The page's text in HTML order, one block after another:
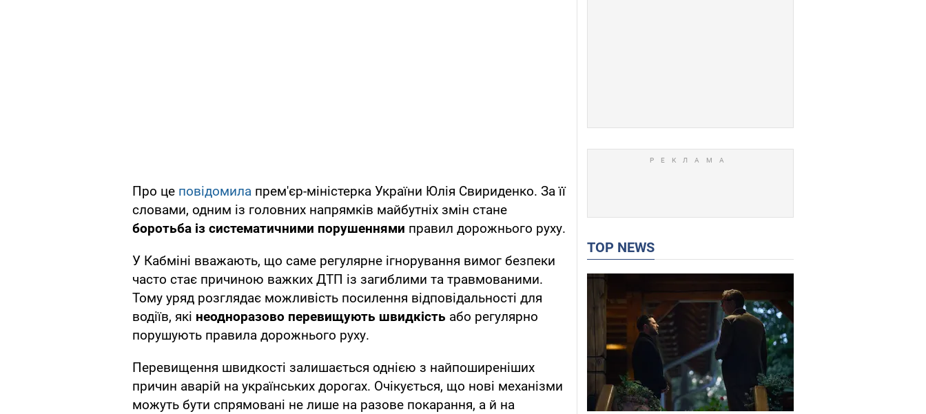
Про це повідомила прем'єр-міністерка України Юлія Свириденко. За її
словами, одним із головних напрямків майбутніх змін стане
боротьба із систематичними порушеннями правил дорожнього руху.
У Кабміні вважають, що саме регулярне ігнорування вимог безпеки
часто стає причиною важких ДТП із загиблими та травмованими.
Тому уряд розглядає можливість посилення відповідальності для
водіїв, які неодноразово перевищують швидкість або регулярно
порушують правила дорожнього руху.
Перевищення швидкості залишається однією з найпоширеніших
причин аварій на українських дорогах. Очікується, що нові механізми
можуть бути спрямовані не лише на разове покарання, а й на
TOP NEWS